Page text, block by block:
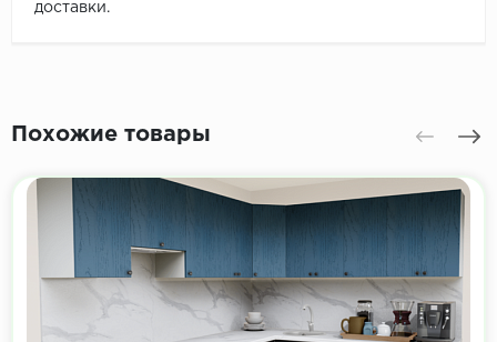
доставки.
Похожие товары